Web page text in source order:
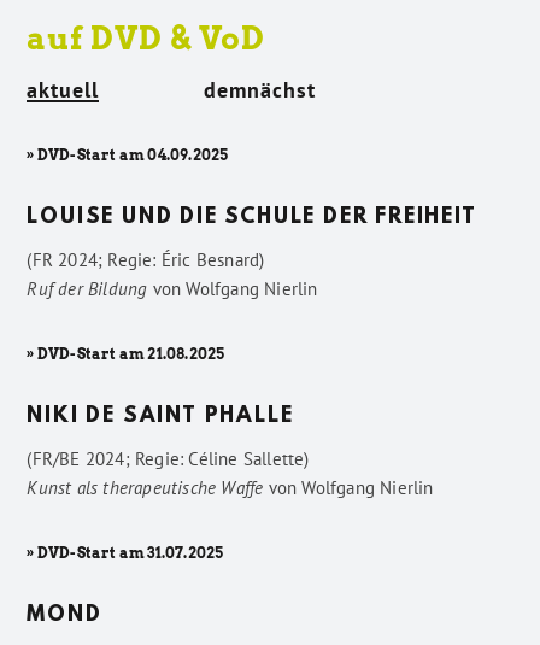
auf DVD & VoD
aktuell demnächst
» DVD-Start am 04.09.2025
LOUISE UND DIE SCHULE DER FREIHEIT
(FR 2024; Regie: Éric Besnard)
Ruf der Bildung vonWolfgang Nierlin
» DVD-Start am 21.08.2025
NIKI DE SAINT PHALLE
(FR/BE 2024; Regie: Céline Sallette)
Kunst als therapeutische Waffe vonWolfgang Nierlin
» DVD-Start am 31.07.2025
MOND